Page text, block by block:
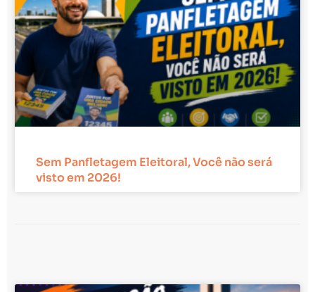
Sem Panfletagem Eleitoral, Você não será
visto em 2026!